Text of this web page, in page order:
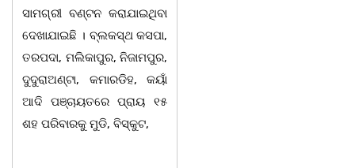
ସାମଗ୍ରୀ ବଣ୍ଟନ କରାଯାଇଥିବା
ଦେଖାଯାଇଛି । ବ୍ଲକସ୍ଥ କସପା,
ତରପଦା, ମଲିକାପୁର, ନିଜାମପୁର,
ଦୁଦୁରାଅଣ୍ଟା, କମାରଡିହ, କୟାଁ
ଆଦି ପଞ୍ଚାୟତରେ ପ୍ରାୟ ୧୫
ଶହ ପରିବାରକୁ ମୁଡି, ବିସ୍କୁଟ,